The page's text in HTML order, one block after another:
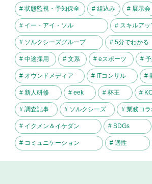
# 状態監視・予知保全 # 組込み # 展示会
# イー・アイ・ソル # スキルアッ
# ソルクシーズグループ # 5分でわかる
# 中途採用 # 文系 # eスポーツ #
# オウンドメディア # ITコンサル #
# 新人研修 # eek # 杯王 #
# 調査記事 # ソルクシーズ # 業務コラ
# イクメン＆イケダン # SDGs
# コミュニケーション # 適性